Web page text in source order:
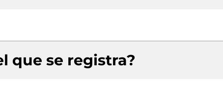
que se registra?